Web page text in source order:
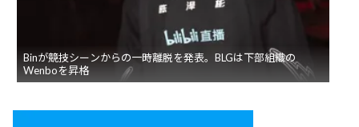
Binが競技シーンからの一時離脱を発表。BLGは下部組織の
Wenboを昇格